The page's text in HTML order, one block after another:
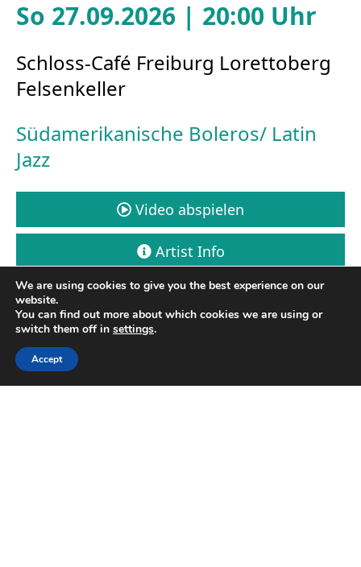
So 27.09.2026 | 20:00 Uhr
Schloss-Café Freiburg Lorettoberg
Felsenkeller
Südamerikanische Boleros/ Latin
Jazz
Video abspielen
Artist Info
Ticket buchen
OltreMarea | Bologna
We are using cookies to give you the best experience on our
website.
You can find out more about which cookies we are using or
switch them off in settings.
Accept